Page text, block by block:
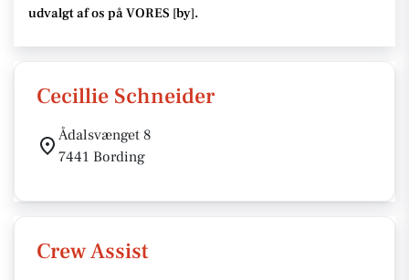
udvalgt af os på VORES [by].
Cecillie Schneider
Ådalsvænget 8
7441 Bording
Crew Assist